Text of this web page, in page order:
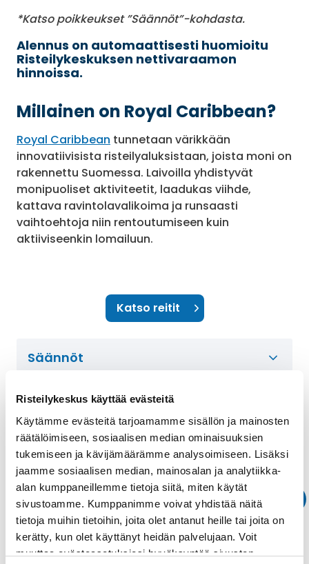
Risteilykeskus käyttää evästeitä
Käytämme evästeitä tarjoamamme sisällön ja mainosten
räätälöimiseen, sosiaalisen median ominaisuuksien
tukemiseen ja kävijämäärämme analysoimiseen. Lisäksi
jaamme sosiaalisen median, mainosalan ja analytiikka-
alan kumppaneillemme tietoja siitä, miten käytät
sivustoamme. Kumppanimme voivat yhdistää näitä
tietoja muihin tietoihin, joita olet antanut heille tai joita on
kerätty, kun olet käyttänyt heidän palvelujaan. Voit
muuttaa evästeasetuksiesi hyväksyntää sivuston
*Katso poikkeukset ”Säännöt”-kohdasta.
Alennus on automaattisesti huomioitu
Risteilykeskuksen nettivaraamon
hinnoissa.
Millainen on Royal Caribbean?
Royal Caribbean tunnetaan värikkään
innovatiivisista risteilyaluksistaan, joista moni on
rakennettu Suomessa. Laivoilla yhdistyvät
monipuoliset aktiviteetit, laadukas viihde,
kattava ravintolavalikoima ja runsaasti
vaihtoehtoja niin rentoutumiseen kuin
aktiiviseenkin lomailuun.
Katso reitit
Säännöt
Varustamon muut tarjoukset
ROYAL CARIBBEAN
Ennakkovaraajalle
käyttörahaa
Kampanja-aika: 31.12.2026 asti
Kun varaat Royal Caribbeanin risteilyn